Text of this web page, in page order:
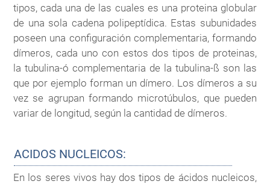
tipos, cada una de las cuales es una proteina globular
de una sola cadena polipeptídica. Estas subunidades
poseen una configuración complementaria, formando
dímeros, cada uno con estos dos tipos de proteinas,
la tubulina-ó complementaria de la tubulina-ß son las
que por ejemplo forman un dímero. Los dímeros a su
vez se agrupan formando microtúbulos, que pueden
variar de longitud, según la cantidad de dímeros.
ACIDOS NUCLEICOS:
En los seres vivos hay dos tipos de ácidos nucleicos,